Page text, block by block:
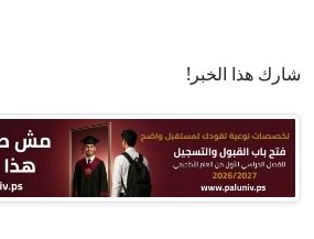
شارك هذا الخبر!